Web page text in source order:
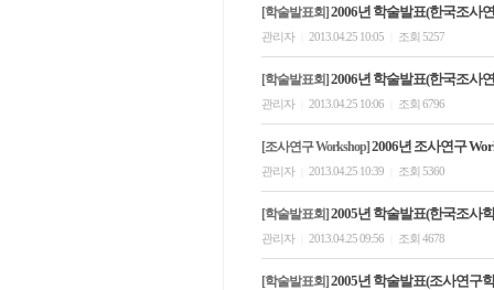
[학술발표회] 2006년 학술발표(한국조사
관리자 2013.04.25 10:05 조회 5257
[학술발표회] 2006년 학술발표(한국조사
관리자 2013.04.25 10:06 조회 6796
[조사연구 Workshop] 2006년 조사연구
관리자 2013.04.25 10:39 조회 5360
[학술발표회] 2005년 학술발표(한국조사
관리자 2013.04.25 09:56 조회 4678
[학술발표회] 2005년 학술발표(조사연구